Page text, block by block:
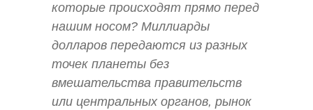
которые происходят прямо перед
нашим носом? Миллиарды
долларов передаются из разных
точек планеты без
вмешательства правительств
или центральных органов, рынок